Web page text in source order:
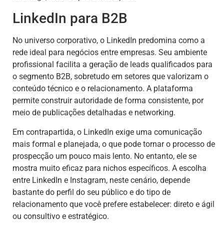
LinkedIn para B2B
No universo corporativo, o LinkedIn predomina como a
rede ideal para negócios entre empresas. Seu ambiente
profissional facilita a geração de leads qualificados para
o segmento B2B, sobretudo em setores que valorizam o
conteúdo técnico e o relacionamento. A plataforma
permite construir autoridade de forma consistente, por
meio de publicações detalhadas e networking.
Em contrapartida, o LinkedIn exige uma comunicação
mais formal e planejada, o que pode tornar o processo de
prospecção um pouco mais lento. No entanto, ele se
mostra muito eficaz para nichos específicos. A escolha
entre LinkedIn e Instagram, neste cenário, depende
bastante do perfil do seu público e do tipo de
relacionamento que você prefere estabelecer: direto e ágil
ou consultivo e estratégico.